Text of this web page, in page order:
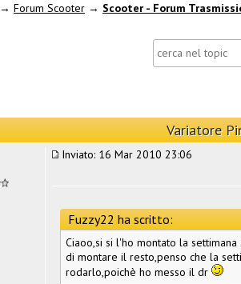
→ Forum Scooter → Scooter - Forum
Variatore
Inviato: 16 Mar 2010 23:06
Fuzzy22 ha scritto:
Ciaoo,si si l'ho montato la
di montare il resto,penso che la
rodarlo,poichè ho messo il dr